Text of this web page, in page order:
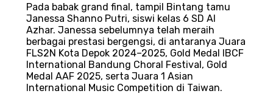
Pada babak grand final, tampil Bintang tamu
Janessa Shanno Putri, siswi kelas 6 SD Al
Azhar. Janessa sebelumnya telah meraih
berbagai prestasi bergengsi, di antaranya Juara
FLS2N Kota Depok 2024–2025, Gold Medal IBCF
International Bandung Choral Festival, Gold
Medal AAF 2025, serta Juara 1 Asian
International Music Competition di Taiwan.